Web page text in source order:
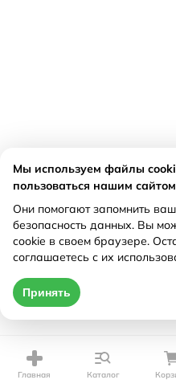
Главная Каталог
Мы используем файлы
пользоваться нашим
Они помогают запомнить
безопасность данных. Вы
cookie в своем браузере.
соглашаетесь с их
Принять